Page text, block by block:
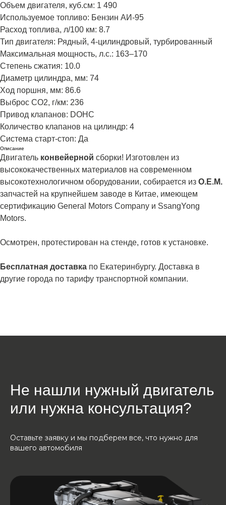
Объем двигателя, куб.см: 1 490
Используемое топливо: Бензин АИ-95
Расход топлива, л/100 км: 8.7
Тип двигателя: Рядный, 4-цилиндровый, турбированный
Максимальная мощность, л.с.: 163–170
Степень сжатия: 10.0
Диаметр цилиндра, мм: 74
Ход поршня, мм: 86.6
Выброс CO2, г/км: 236
Привод клапанов: DOHC
Количество клапанов на цилиндр: 4
Система старт-стоп: Да
Описание
Двигатель конвейерной сборки! Изготовлен из
высококачественных материалов на современном
высокотехнологичном оборудовании, собирается из О.Е.М.
запчастей на крупнейшем заводе в Китае, имеющем
сертификацию General Motors Company и SsangYong
Motors.
Осмотрен, протестирован на стенде, готов к установке.
Бесплатная доставка по Екатеринбургу. Доставка в
другие города по тарифу транспортной компании.
Не нашли нужный двигатель
или нужна консультация?
Оставьте заявку и мы подберем все, что нужно для
вашего автомобиля